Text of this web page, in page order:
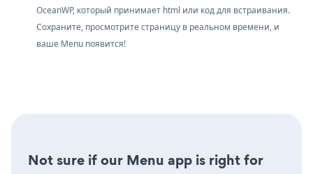
OceanWP, который принимает html или код для встраивания.
Сохраните, просмотрите страницу в реальном времени, и
ваше Menu появится!
Not sure if our Menu app is right for